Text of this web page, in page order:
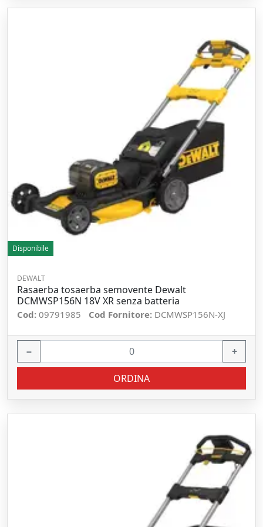
Disponibile
DEWALT
Rasaerba tosaerba semovente Dewalt
DCMWSP156N 18V XR senza batteria
Cod: 09791985 Cod Fornitore: DCMWSP156N-XJ
− +
ORDINA